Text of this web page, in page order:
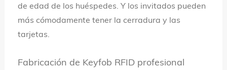
de edad de los huéspedes. Y los invitados pueden
más cómodamente tener la cerradura y las
tarjetas.
Fabricación de Keyfob RFID profesional